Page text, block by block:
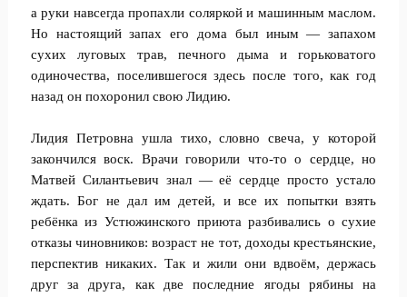
а руки навсегда пропахли соляркой и машинным маслом.
Но настоящий запах его дома был иным — запахом
сухих луговых трав, печного дыма и горьковатого
одиночества, поселившегося здесь после того, как год
назад он похоронил свою Лидию.
Лидия Петровна ушла тихо, словно свеча, у которой
закончился воск. Врачи говорили что-то о сердце, но
Матвей Силантьевич знал — её сердце просто устало
ждать. Бог не дал им детей, и все их попытки взять
ребёнка из Устюжинского приюта разбивались о сухие
отказы чиновников: возраст не тот, доходы крестьянские,
перспектив никаких. Так и жили они вдвоём, держась
друг за друга, как две последние ягоды рябины на